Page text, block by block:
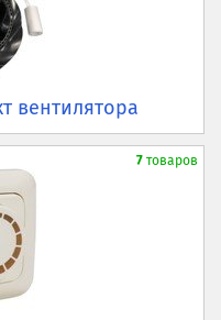
вентилятора
7 товаров